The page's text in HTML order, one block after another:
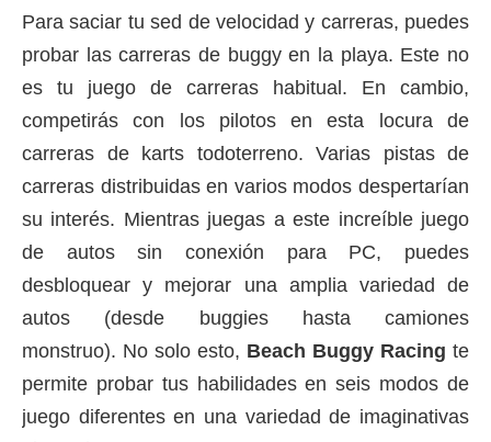
Para saciar tu sed de velocidad y carreras, puedes
probar las carreras de buggy en la playa. Este no
es tu juego de carreras habitual. En cambio,
competirás con los pilotos en esta locura de
carreras de karts todoterreno. Varias pistas de
carreras distribuidas en varios modos despertarían
su interés. Mientras juegas a este increíble juego
de autos sin conexión para PC, puedes
desbloquear y mejorar una amplia variedad de
autos (desde buggies hasta camiones
monstruo). No solo esto, Beach Buggy Racing te
permite probar tus habilidades en seis modos de
juego diferentes en una variedad de imaginativas